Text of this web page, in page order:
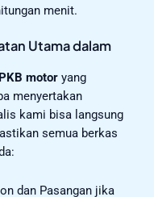
menit.
Utama dalam
motor yang
menyertakan
kami bisa langsung
semua berkas
dan Pasangan jika